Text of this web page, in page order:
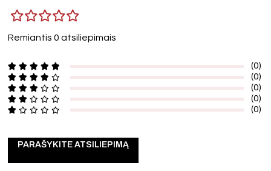
Remiantis 0 atsiliepimais
(0)
(0)
(0)
(0)
(0)
PARAŠYKITE ATSILIEPIMĄ